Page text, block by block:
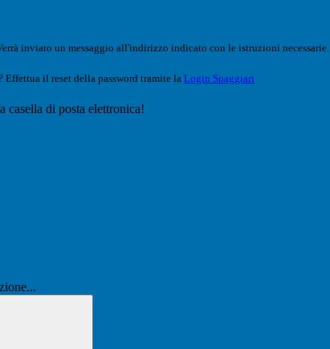
inviato un messaggio all'indirizzo indicato con le istruzioni necessarie.
Effettua il reset della password tramite la Login Spaggiari
casella di posta elettronica!